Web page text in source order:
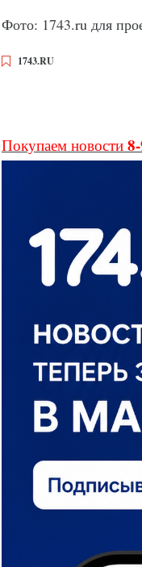
Фото: 1743.ru для
1743.RU
Покупаем новости